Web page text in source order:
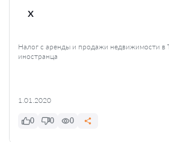
x
Налог с аренды и продажи недвижимости в
иностранца
1.01.2020
0 0 0